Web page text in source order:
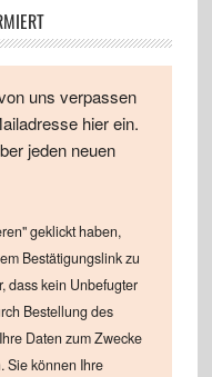
uns verpassen
hier ein.
jeden neuen
geklickt haben,
Bestätigungslink zu
dass kein Unbefugter
Bestellung des
Daten zum Zwecke
Sie können Ihre